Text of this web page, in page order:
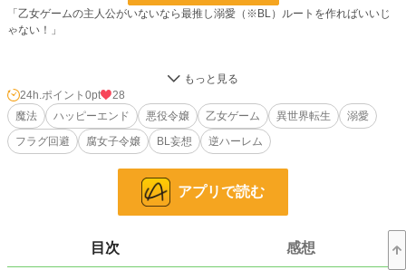
「乙女ゲームの主人公がいないなら最推し溺愛（※BL）ルートを作ればいいじ
ゃない！」
神から魔法の力を授かる儀式──戴聖式。
傲慢我儘令嬢と名高いディア・ムーン・ヴィエルジュは父や兄と同じ「氷魔法」
を授かる……はずだった！
実際にディアが授かったのは盾や壁を実物化し、自分や他人を守護する魔法──
「守護、魔法？ それって……障壁……を出したりする魔法……なの？ そ、そ
れって──推しと推しを閉じ込めて……観察とか、できちゃうんじゃない！？
い！？ ……え、最高オブ最高かな？？」
24h.ポイント 0pt
28
魔法
ハッピーエンド 悪役令嬢 乙女ゲーム 異世界転生
溺愛
フラグ回避
腐女子令嬢 BL妄想 逆ハーレム
アプリで読む
目次 感想